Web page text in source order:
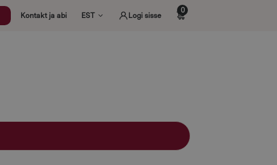
Kontakt ja abi EST Logi sisse
0